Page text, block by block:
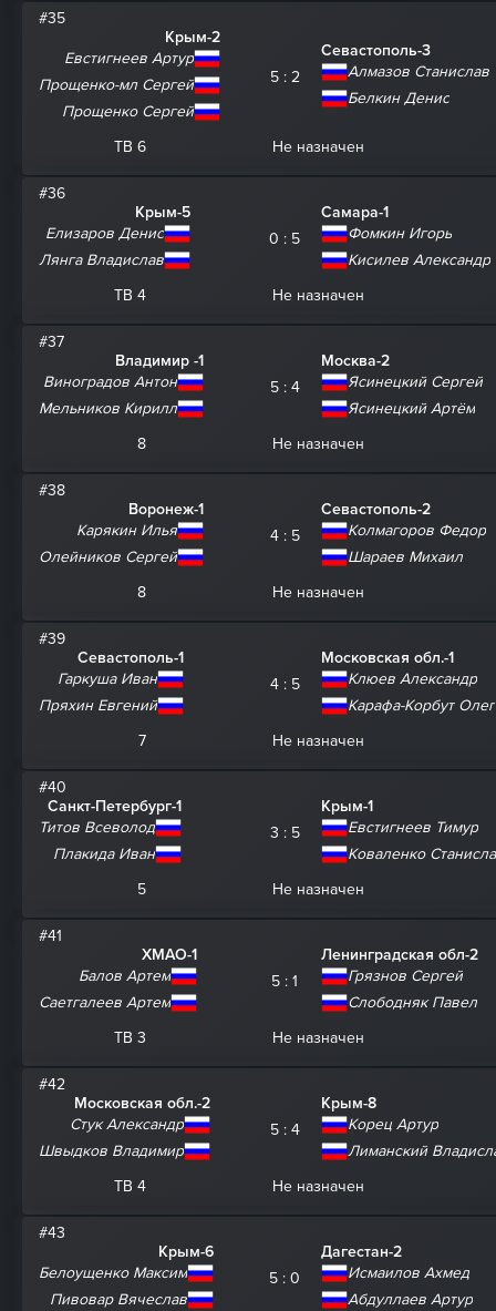
#35
Крым-2
Евстигнеев Артур
Прощенко-мл Сергей
Прощенко Сергей
5 : 2
Севастополь-3
Алмазов Станислав
Белкин Денис
ТВ 6 Не назначен
#36
Крым-5
Елизаров Денис
Лянга Владислав
0 : 5
Самара-1
Фомкин Игорь
Кисилев Александр
ТВ 4
Не назначен
#37
Владимир -1
Виноградов Антон
Мельников Кирилл
5 : 4
Москва-2
Ясинецкий Сергей
Ясинецкий Артём
8
Не назначен
#38
Воронеж-1
Карякин Илья
Олейников Сергей
4 : 5
Севастополь-2
Колмагоров Федор
Шараев Михаил
8
Не назначен
#39
Севастополь-1
Гаркуша Иван
Пряхин Евгений
4 : 5
Московская обл.-1
Клюев Александр
Карафа-Корбут Олег
7
Не назначен
#40
Санкт-Петербург-1
Титов Всеволод
Плакида Иван
3 : 5
Крым-1
Евстигнеев Тимур
Коваленко
5
Не назначен
#41
ХМАО-1
Балов Артем
Саетгалеев Артем
5 : 1
Ленинградская обл-2
Грязнов Сергей
Слободняк Павел
ТВ 3
Не назначен
#42
Московская обл.-2
Стук Александр
Швыдков Владимир
5 : 4
Крым-8
Корец Артур
Лиманский
ТВ 4
Не назначен
#43
Крым-6
Белоущенко Максим
Пивовар Вячеслав
5 : 0
Дагестан-2
Исмаилов Ахмед
Абдуллаев Артур